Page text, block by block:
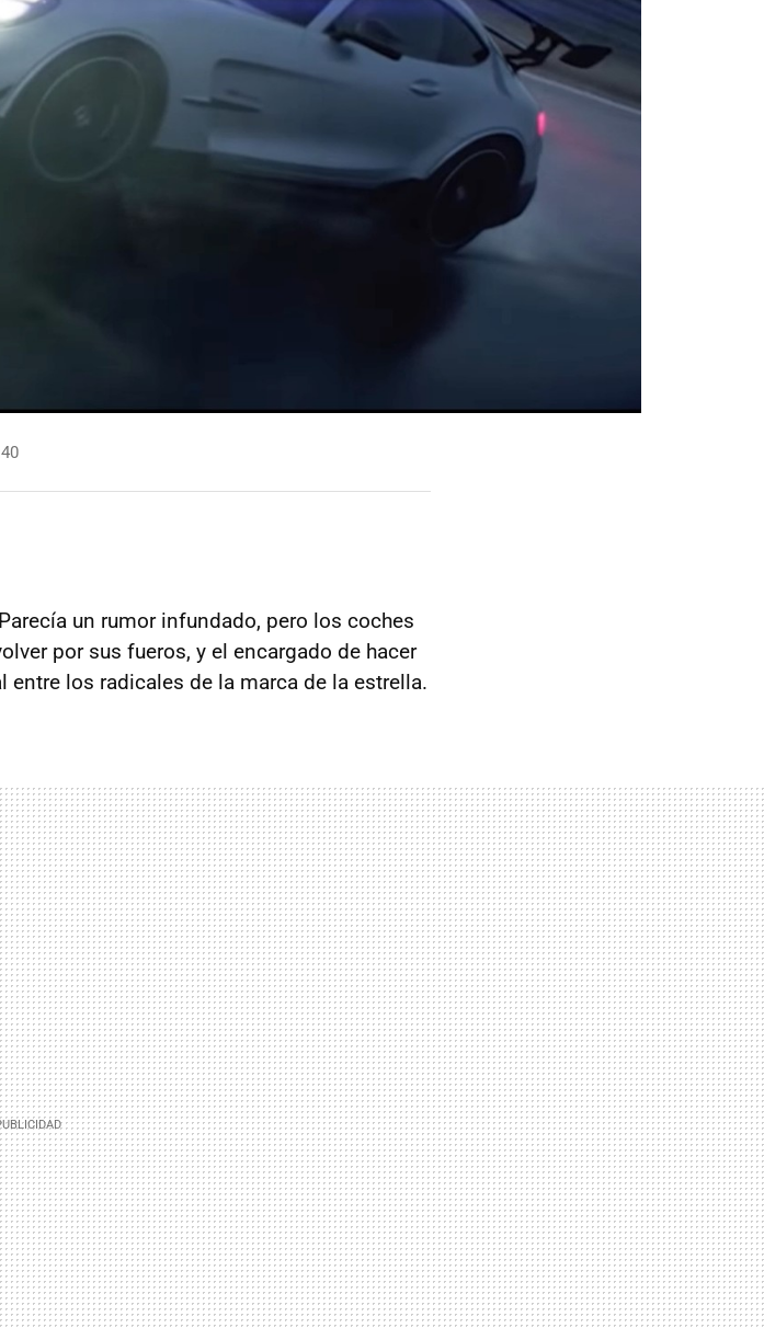
Parecía un rumor infundado, pero los coches
por sus fueros, y el encargado de hacer
los radicales de la marca de la estrella.